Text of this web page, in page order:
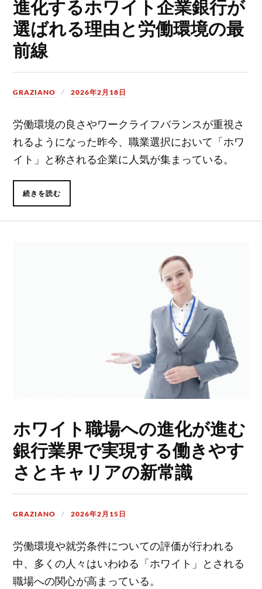
進化するホワイト企業銀行が
選ばれる理由と労働環境の最
前線
GRAZIANO 2026年2月18日
労働環境の良さやワークライフバランスが重視さ
れるようになった昨今、職業選択において「ホワ
イト」と称される企業に人気が集まっている。
続きを読む
ホワイト職場への進化が進む
銀行業界で実現する働きやす
さとキャリアの新常識
GRAZIANO 2026年2月15日
労働環境や就労条件についての評価が行われる
中、多くの人々はいわゆる「ホワイト」とされる
職場への関心が高まっている。